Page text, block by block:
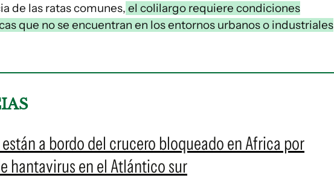
de las ratas comunes, el colilargo requiere condiciones
que no se encuentran en los entornos urbanos o industriales
a bordo del crucero bloqueado en Africa por
hantavirus en el Atlántico sur